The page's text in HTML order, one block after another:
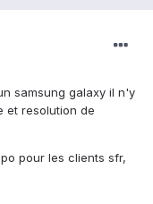
samsung galaxy il n'y
et resolution de
pour les clients sfr,